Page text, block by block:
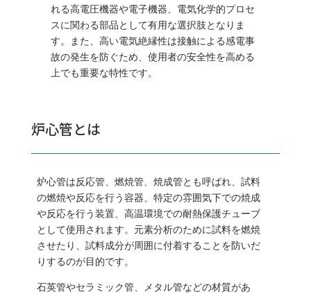
れる高電圧機器や電子機器、電気化学的プロセ
スに関わる部品として有用な選択肢となりま
す。また、高い電気絶縁性は接触による感電事
故の発生を防ぐため、使用者の安全性を高める
上でも重要な特性です。
炉心管とは
炉心管は反応管、燃焼管、焼成管とも呼ばれ、試料
の燃焼や反応を行う容器、特定の雰囲気下での焼成
や反応を行う装置、高温環境での耐熱保護チューブ
として使用されます。元素分析のために試料を燃焼
させたり、試料成分が周囲に付着することを防いだ
りするのが目的です。
石英管やセラミック管、メタル管などの材質があ